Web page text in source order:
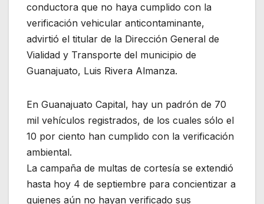
conductora que no haya cumplido con la
verificación vehicular anticontaminante,
advirtió el titular de la Dirección General de
Vialidad y Transporte del municipio de
Guanajuato, Luis Rivera Almanza.
En Guanajuato Capital, hay un padrón de 70
mil vehículos registrados, de los cuales sólo el
10 por ciento han cumplido con la verificación
ambiental.
La campaña de multas de cortesía se extendió
hasta hoy 4 de septiembre para concientizar a
quienes aún no hayan verificado sus